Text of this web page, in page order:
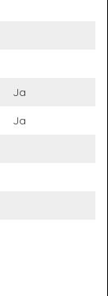
Ja
Ja